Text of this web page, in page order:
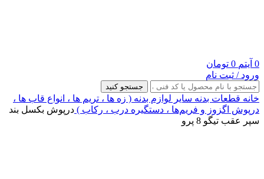
0 آیتم 0 تومان
ورود / ثبت نام
جستجو کنید
خانه قطعات بدنه سایر لوازم بدنه ( زه ها ، تریم ها ، انواع قاب ها ،
درپوش اگزوز و فریم‌ها ، دستگیره درب ، رکاب ) درپوش بکسل بند
سپر عقب تیگو 8 پرو